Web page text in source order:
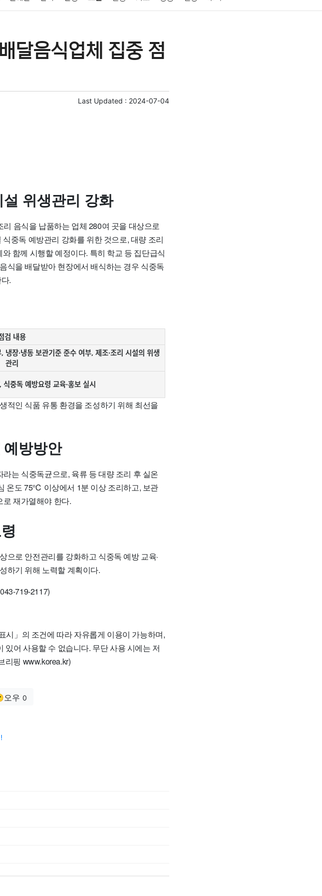
마케팅 부동산 외국어 교육 교통 생활
달음식업체 집중 점
Last Updated : 2024-07-04
위생관리 강화
음식을 납품하는 업체 280여 곳을 대상으로
중독 예방관리 강화를 위한 것으로, 대량 조리
함께 시행할 예정이다. 특히 학교 등 집단급식
식을 배달받아 현장에서 배식하는 경우 식중독
.
검 내용
장·냉동 보관기준 준수 여부, 제조·조리 시설의 위생
관리
중독 예방요령 교육·홍보 실시
적인 식품 유통 환경을 조성하기 위해 최선을
예방방안
는 식중독균으로, 육류 등 대량 조리 후 실온
온도 75℃ 이상에서 1분 이상 조리하고, 보관
재가열해야 한다.
으로 안전관리를 강화하고 식중독 예방 교육·
하기 위해 노력할 계획이다.
719-2117)
」의 조건에 따라 자유롭게 이용이 가능하며,
어 사용할 수 없습니다. 무단 사용 시에는 저
리핑 www.korea.kr)
오우 0